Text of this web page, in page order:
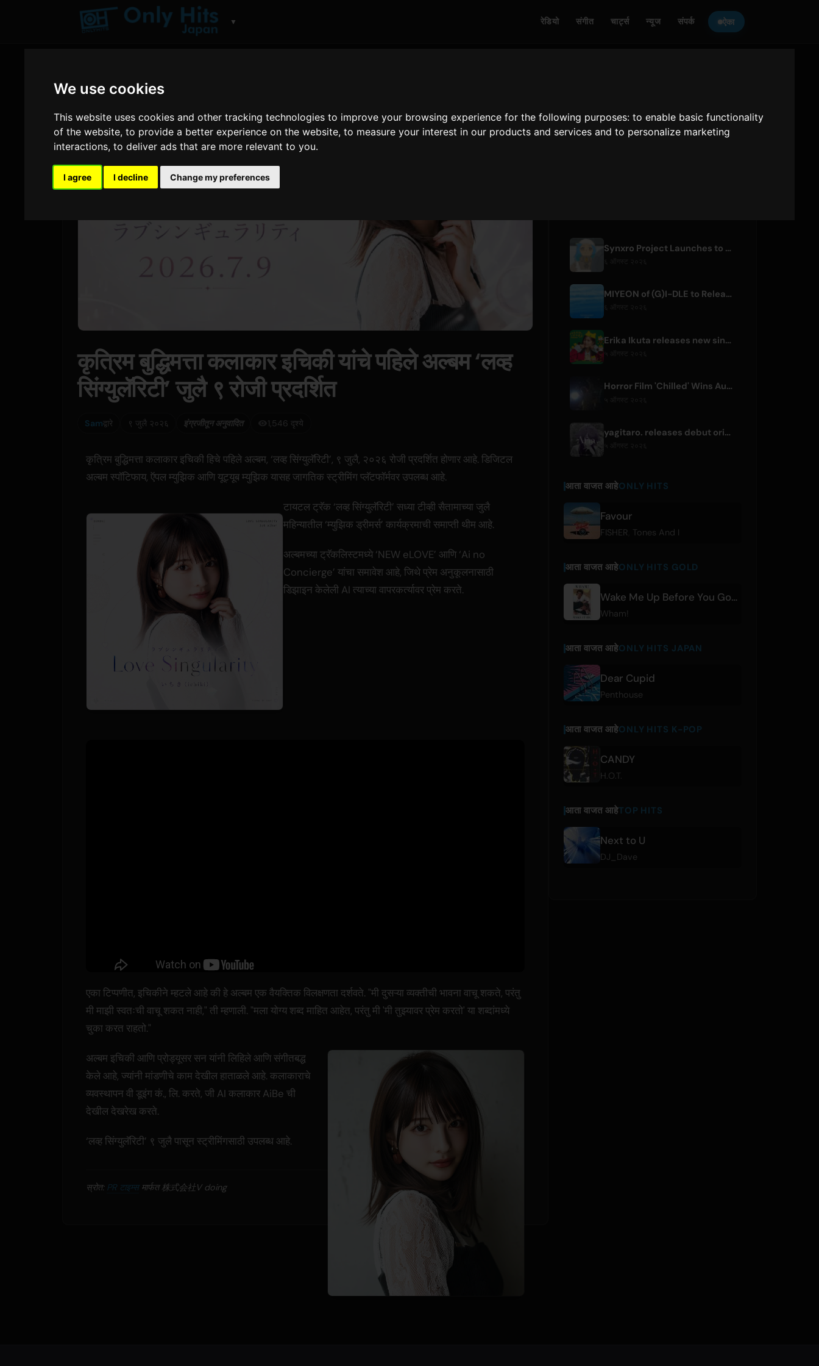
We use cookies
This website uses cookies and other tracking technologies to improve your browsing experience for the following purposes:to enable basic functionality
of the website,to provide a better experience on the website,to measure your interest in our products and services and to personalize marketing
interactions,to deliver ads that are more relevant to you.
I agree I decline Change my preferences
▼ रेडियो संगीत चार्ट्स न्यूज संपर्क ऐका
कृत्रिम बुद्धिमत्ता कलाकार इचिकी यांचे पहिले अल्बम ‘लव्ह
सिंग्युलॅरिटी’ जुलै ९ रोजी प्रदर्शित
Samद्वारे ९ जुलै २०२६ इंग्रजीतून अनुवादित 1,546 दृश्ये
कृत्रिम बुद्धिमत्ता कलाकार इचिकी हिचे पहिले अल्बम, ‘लव्ह सिंग्युलॅरिटी’, ९ जुलै, २०२६ रोजी प्रदर्शित होणार आहे. डिजिटल
अल्बम स्पॉटिफाय, ऍपल म्युझिक आणि यूट्यूब म्युझिक यासह जागतिक स्ट्रीमिंग प्लॅटफॉर्मवर उपलब्ध आहे.
टायटल ट्रॅक ‘लव्ह सिंग्युलॅरिटी’ सध्या टीव्ही सैतामाच्या जुलै
महिन्यातील ‘म्युझिक ड्रीमर्स’ कार्यक्रमाची समाप्ती थीम आहे.
अल्बमच्या ट्रॅकलिस्टमध्ये ‘NEW eLOVE’ आणि ‘Ai no
Concierge’ यांचा समावेश आहे, जिथे प्रेम अनुकूलनासाठी
डिझाइन केलेली AI त्याच्या वापरकर्त्यावर प्रेम करते.
एका टिप्पणीत, इचिकीने म्हटले आहे की हे अल्बम एक वैयक्तिक विलक्षणता दर्शवते. "मी दुसऱ्या व्यक्तीची भावना वाचू शकते, परंतु
मी माझी स्वतःची वाचू शकत नाही," ती म्हणाली. "मला योग्य शब्द माहित आहेत, परंतु मी 'मी तुझ्यावर प्रेम करतो' या शब्दांमध्ये
चुका करत राहतो."
अल्बम इचिकी आणि प्रोड्यूसर सन यांनी लिहिले आणि संगीतबद्ध
केले आहे, ज्यांनी मांडणीचे काम देखील हाताळले आहे. कलाकाराचे
व्यवस्थापन वी डूइंग कं., लि. करते, जी AI कलाकार AiBe ची
देखील देखरेख करते.
‘लव्ह सिंग्युलॅरिटी’ ९ जुलै पासून स्ट्रीमिंगसाठी उपलब्ध आहे.
स्रोत: PR टाइम्समार्फत 株式会社V doing
Only Hits Japan
Synxro Project Launches to Create New IP from Fictional Anime Openings
MIYEON of (G)I-DLE to Release New Japanese Digital Single 'RUN AWAY'
Erika Ikuta releases new single 'Nyantokanyaruru' for children's book 'Fumikiri Neko'
५ ऑगस्ट २०२६
Horror Film 'Chilled' Wins Audience Award at Fantasia Festival
yagitaro. releases debut original single 'Aria.' with Suda Keina
आता वाजत आहेONLY HITS
Favour
FISHER Tones And I
आता वाजत आहेONLY HITS GOLD
Wake Me Up Before You Go-Go
Wham!
आता वाजत आहेONLY HITS JAPAN
Dear Cupid
Penthouse
आता वाजत आहेONLY HITS K-POP
CANDY
H.O.T.
आता वाजत आहेTOP HITS
Next to U
DJ_Dave